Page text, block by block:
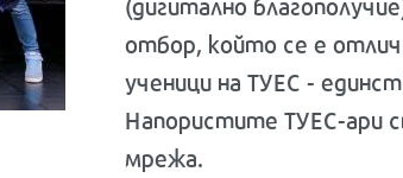
отбор, който се е
ученици на ТУЕС -
Напористите ТУЕС-ари
мрежа.